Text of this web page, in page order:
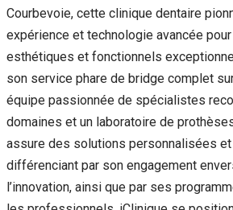
Courbevoie, cette clinique dentaire
expérience et technologie avancée
esthétiques et fonctionnels
son service phare de bridge complet
équipe passionnée de spécialistes
domaines et un laboratoire de
assure des solutions personnalisées et
différenciant par son engagement
l’innovation, ainsi que par ses